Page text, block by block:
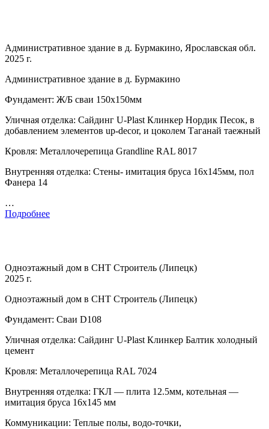
Административное здание в д. Бурмакино, Ярославская обл.
2025 г.
Административное здание в д. Бурмакино
Фундамент: Ж/Б сваи 150х150мм
Уличная отделка: Сайдинг U-Plast Клинкер Нордик Песок, в
добавлением элементов up-decor, и цоколем Таганай таежный
Кровля: Металлочерепица Grandline RAL 8017
Внутренняя отделка: Стены- имитация бруса 16х145мм, пол
Фанера 14
…
Подробнее
Одноэтажный дом в СНТ Строитель (Липецк)
2025 г.
Одноэтажный дом в СНТ Строитель (Липецк)
Фундамент: Сваи D108
Уличная отделка: Сайдинг U-Plast Клинкер Балтик холодный
цемент
Кровля: Металлочерепица RAL 7024
Внутренняя отделка: ГКЛ — плита 12.5мм, котельная —
имитация бруса 16х145 мм
Коммуникации: Теплые полы, водо-точки,